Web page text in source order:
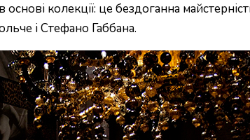
колекції: це бездоганна
і Стефано Габбана.